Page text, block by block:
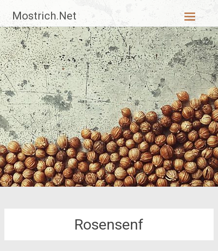
Inhalt
springen
Mostrich.Net
Rosensenf